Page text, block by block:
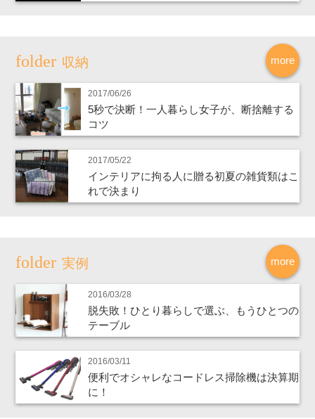
more
収納
2017/06/26
5秒で決断！一人暮らし女子が、断捨離する
コツ
2017/05/22
インテリアに拘る人に贈る初夏の雑貨類はこ
れで決まり
more
実例
2016/03/28
脱失敗！ひとり暮らしで選ぶ、もうひとつの
テーブル
2016/03/11
便利でオシャレなコードレス掃除機は決算期
に！